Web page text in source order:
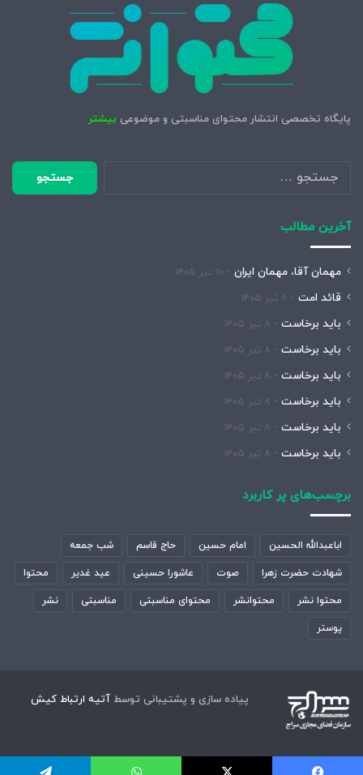
پایگاه تخصصی انتشار محتوای مناسبتی و موضوعی بیشتر
جستجو
برای:
آخرین مطالب
مهمان آقا، مهمان ایران ۱۰ تیر ۱۴۰۵
قائد امت ۸ تیر ۱۴۰۵
باید برخاست ۸ تیر ۱۴۰۵
باید برخاست ۸ تیر ۱۴۰۵
باید برخاست ۸ تیر ۱۴۰۵
باید برخاست ۸ تیر ۱۴۰۵
باید برخاست ۸ تیر ۱۴۰۵
باید برخاست ۸ تیر ۱۴۰۵
برچسب‌های پر کاربرد
اباعبدالله الحسین امام حسین حاج قاسم شب جمعه
شهادت حضرت زهرا صوت عاشورا حسینی عید غدیر محتوا
محتوا نشر محتوانشر محتوای مناسبتی مناسبتی نشر
پوستر
پیاده سازی و پشتیبانی توسط آتیه ارتباط کیش